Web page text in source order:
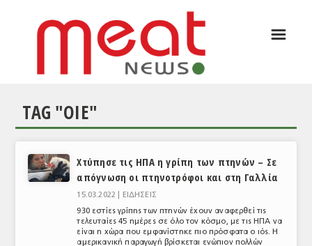
ΕΙΔΗΣΕΙΣ
ΘΕΜΑΤΑ
☰
TAG "OIE"
Χτύπησε τις ΗΠΑ η γρίπη των πτηνών – Σε
απόγνωση οι πτηνοτρόφοι και στη Γαλλία
15.03.2022 |
ΕΙΔΗΣΕΙΣ
930 εστίες γρίπης των πτηνών έχουν αναφερθεί τις
τελευταίες 45 ημέρες σε όλο τον κόσμο, με τις ΗΠΑ να
είναι η χώρα που εμφανίστηκε πιο πρόσφατα ο ιός. Η
αμερικανική παραγωγή βρίσκεται ενώπιον πολλών